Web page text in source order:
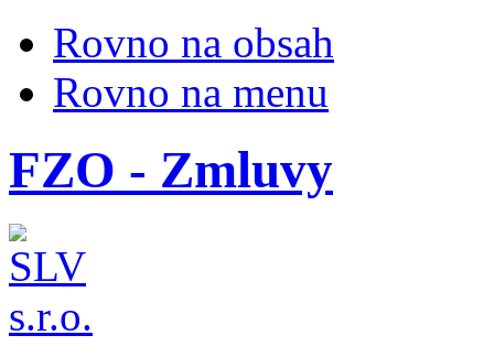
Rovno na obsah
Rovno na menu
FZO - Zmluvy